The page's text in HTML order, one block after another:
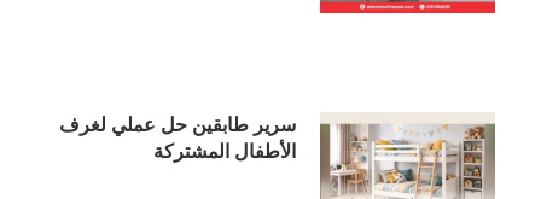
سرير طابقين حل عملي لغرف
الأطفال المشتركة